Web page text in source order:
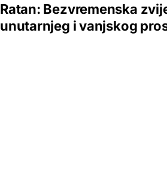
Ratan: Bezvremenska
unutarnjeg i vanjskog